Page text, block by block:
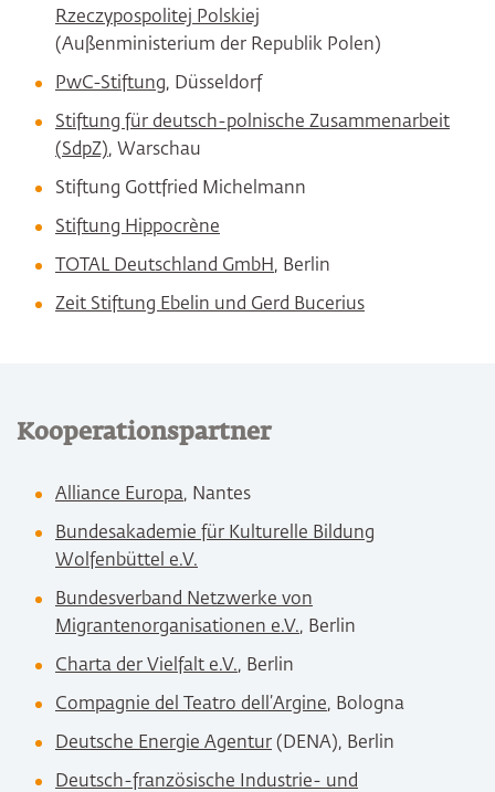
Rzeczypospolitej Polskiej
(Außenministerium der Republik Polen)
PwC-Stiftung, Düsseldorf
Stiftung für deutsch-polnische Zusammenarbeit
(SdpZ), Warschau
Stiftung Gottfried Michelmann
Stiftung Hippocrène
TOTAL Deutschland GmbH, Berlin
Zeit Stiftung Ebelin und Gerd Bucerius
Kooperationspartner
Alliance Europa, Nantes
Bundesakademie für Kulturelle Bildung
Wolfenbüttel e.V.
Bundesverband Netzwerke von
Migrantenorganisationen e.V., Berlin
Charta der Vielfalt e.V., Berlin
Compagnie del Teatro dell’Argine, Bologna
Deutsche Energie Agentur (DENA), Berlin
Deutsch-französische Industrie- und